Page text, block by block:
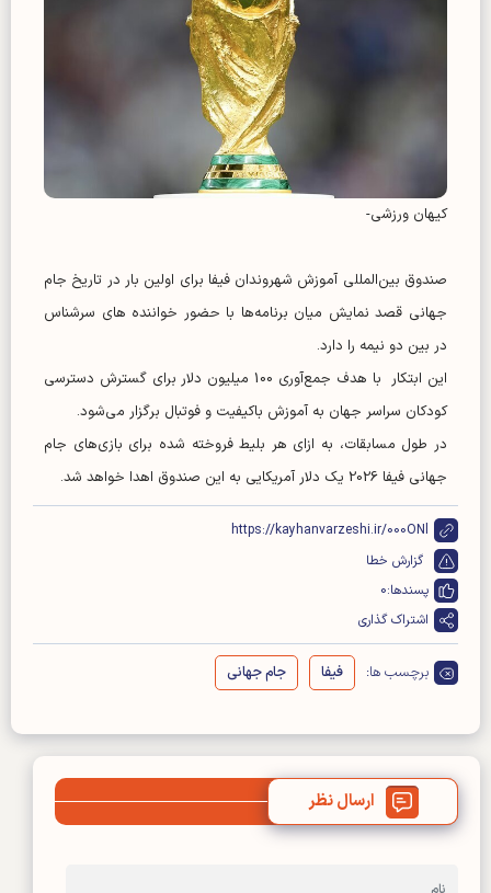
کیهان ورزشی-
صندوق بین‌المللی آموزش شهروندان فیفا برای اولین بار در تاریخ جام
جهانی قصد نمایش میان‌ برنامه‌ها با حضور خواننده های سرشناس
در بین دو نیمه را دارد.
این ابتکار با هدف جمع‌آوری 100 میلیون دلار برای گسترش دسترسی
کودکان سراسر جهان به آموزش باکیفیت و فوتبال برگزار می‌شود.
در طول مسابقات، به ازای هر بلیط فروخته شده برای بازی‌های جام
جهانی فیفا 2026 یک دلار آمریکایی به این صندوق اهدا خواهد شد.
https://kayhanvarzeshi.ir/000ONl
گزارش خطا
پسندها:0
اشتراک گذاری
برچسب ها: فیفا جام جهانی
ارسال نظر